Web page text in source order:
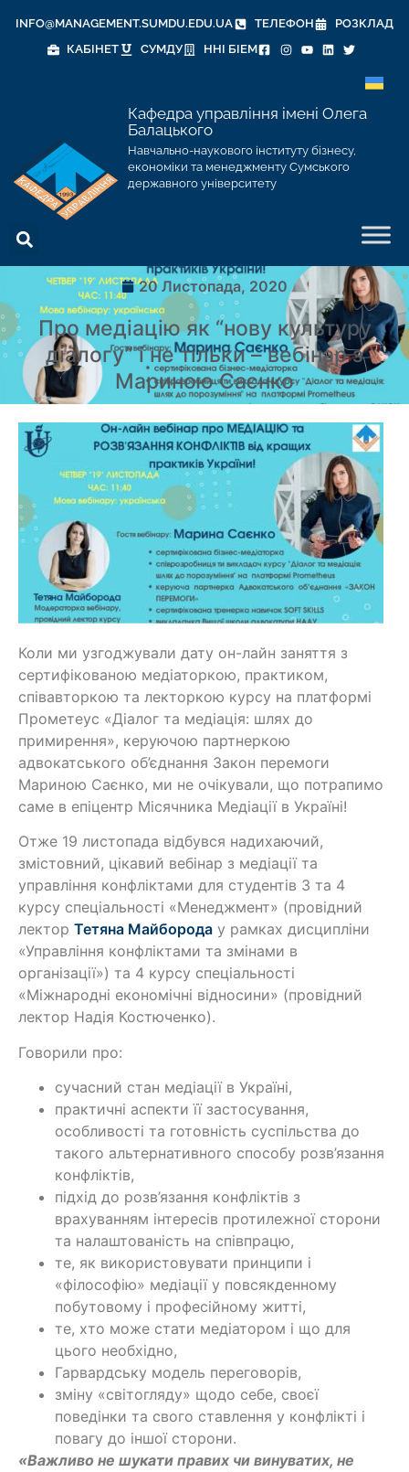
INFO@MANAGEMENT.SUMDU.EDU.UA ТЕЛЕФОН
РОЗКЛАД
КАБІНЕТ
СУМДУ ННІ БІЕМ
Кафедра управління імені Олега
Балацького
Навчально-наукового інституту бізнесу,
економіки та менеджменту Сумського
державного університету
20 Листопада, 2020
Про медіацію як “нову культуру
діалогу” і не тільки – вебінар з
Мариною Саєнко
Коли ми узгоджували дату он-лайн заняття з
сертифікованою медіаторкою, практиком,
співавторкою та лекторкою курсу на платформі
Прометеус «Діалог та медіація: шлях до
примирення», керуючою партнеркою
адвокатського об’єднання Закон перемоги
Мариною Саєнко, ми не очікували, що потрапимо
саме в епіцентр Місячника Медіації в Україні!
Отже 19 листопада відбувся надихаючий,
змістовний, цікавий вебінар з медіації та
управління конфліктами для студентів 3 та 4
курсу спеціальності «Менеджмент» (провідний
лектор Тетяна Майборода у рамках дисципліни
«Управління конфліктами та змінами в
організації») та 4 курсу спеціальності
«Міжнародні економічні відносини» (провідний
лектор Надія Костюченко).
Говорили про:
сучасний стан медіації в Україні,
практичні аспекти її застосування,
особливості та готовність суспільства до
такого альтернативного способу розв’язання
конфліктів,
підхід до розв’язання конфліктів з
врахуванням інтересів протилежної сторони
та налаштованість на співпрацю,
те, як використовувати принципи і
«філософію» медіації у повсякденному
побутовому і професійному житті,
те, хто може стати медіатором і що для
цього необхідно,
Гарвардську модель переговорів,
зміну «світогляду» щодо себе, своєї
поведінки та свого ставлення у конфлікті і
повагу до іншої сторони.
«Важливо не шукати правих чи винуватих, не